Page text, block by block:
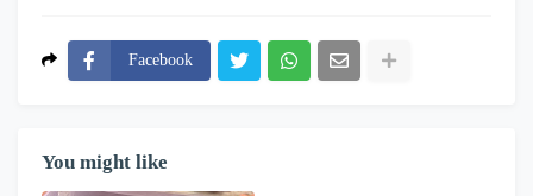
Facebook
You might like